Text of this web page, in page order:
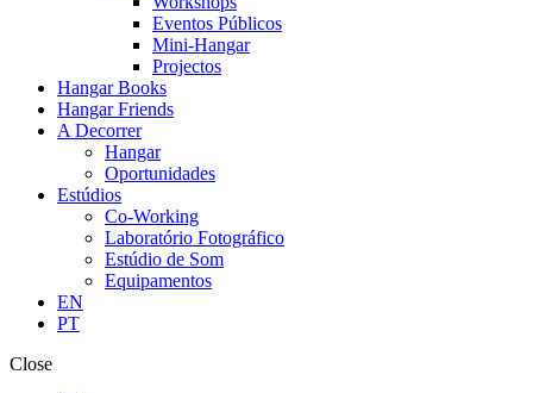
Eventos Públicos
Mini-Hangar
Projectos
Hangar Books
Hangar Friends
A Decorrer
Hangar
Oportunidades
Estúdios
Co-Working
Laboratório Fotográfico
Estúdio de Som
Equipamentos
EN
PT
Close